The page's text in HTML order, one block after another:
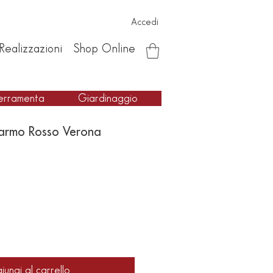
Accedi
Realizzazioni Shop Online
Giardinaggio
Rosso Verona
al carrello